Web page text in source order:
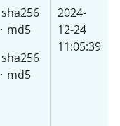
sha256
· md5
sha256
· md5
2024-
12-24
11:05:39